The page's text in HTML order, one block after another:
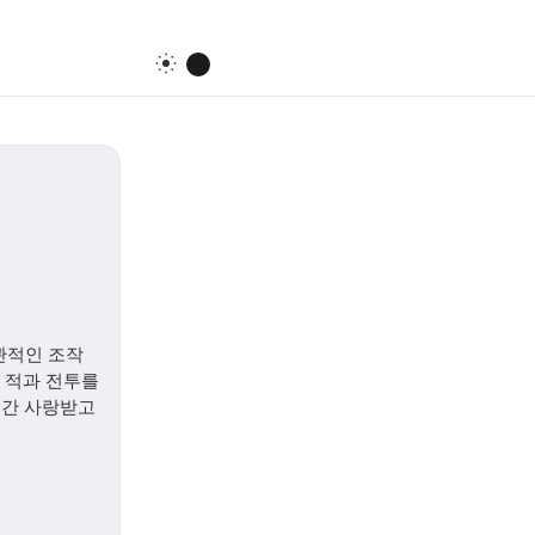
적인 조작
과 전투를
사랑받고